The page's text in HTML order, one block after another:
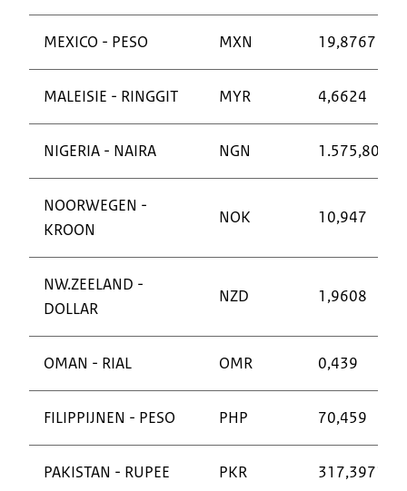
MEXICO - PESO MXN 19,8767
MALEISIE - RINGGIT MYR 4,6624
NIGERIA - NAIRA NGN 1.575,8096
NOORWEGEN -
KROON
NOK 10,947
NW.ZEELAND -
DOLLAR
NZD 1,9608
OMAN - RIAL OMR 0,439
FILIPPIJNEN - PESO PHP 70,459
PAKISTAN - RUPEE PKR 317,3971